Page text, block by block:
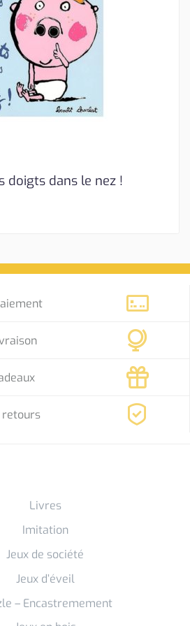
doigts dans le nez !
retours
Livres
Imitation
Jeux de société
Jeux d’éveil
– Encastremement